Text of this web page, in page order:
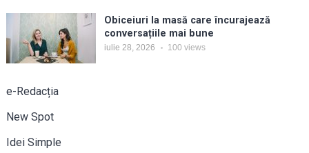
Obiceiuri la masă care încurajează
conversațiile mai bune
iulie 28, 2026 100 views
e-Redacția
New Spot
Idei Simple